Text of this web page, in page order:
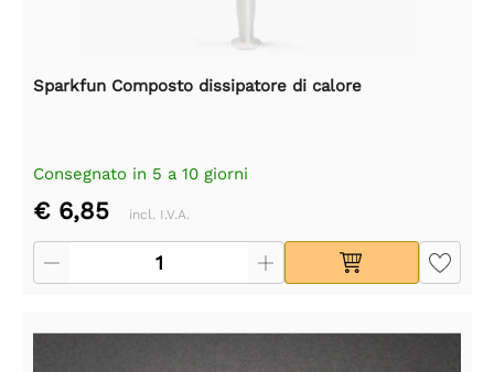
Sparkfun Composto dissipatore di calore
Consegnato in 5 a 10 giorni
€ 6,85 incl. I.V.A.